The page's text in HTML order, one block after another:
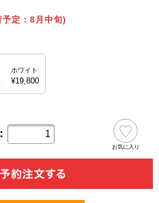
定：8月中旬)
ホワイト
¥19,800
お気に入り